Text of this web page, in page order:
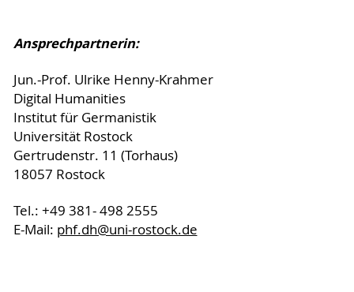
Ansprechpartnerin:
Jun.-Prof. Ulrike Henny-Krahmer
Digital Humanities
Institut für Germanistik
Universität Rostock
Gertrudenstr. 11 (Torhaus)
18057 Rostock
Tel.: +49 381- 498 2555
E-Mail: phf.dh@uni-rostock.de